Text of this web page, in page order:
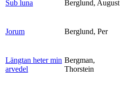
Sub luna Berglund, August
Jorum Berglund, Per
Längtan heter min
arvedel
Bergman,
Thorstein